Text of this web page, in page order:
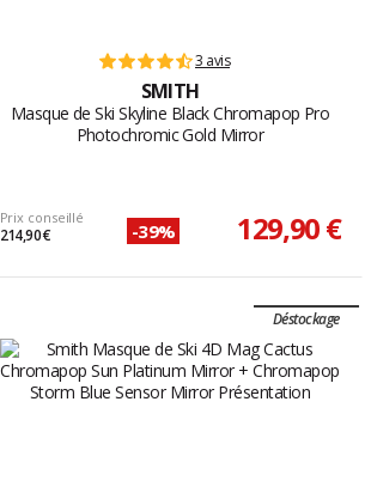
3 avis
SMITH
Masque de Ski Skyline Black Chromapop Pro
Photochromic Gold Mirror
Prix conseillé
214,90 € -39% 129,90 €
Déstockage